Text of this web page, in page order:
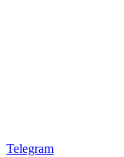
Telegram